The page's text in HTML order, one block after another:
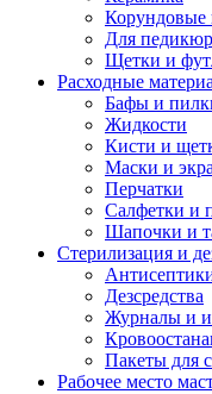
Для
Щетки и
Расходные
Бафы и
Жидкости
Кисти и
Маски и
Перчатки
Салфетки и
Шапочки и
Стерилизация и
Дезсредства
Журналы и
Пакеты для
Рабочее место